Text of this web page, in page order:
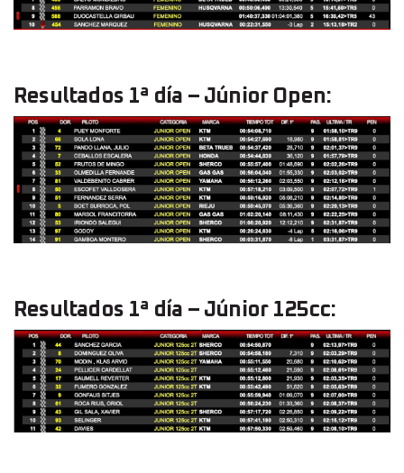
Resultados 1ª día – Júnior Open:
Resultados 1ª día – Júnior 125cc: